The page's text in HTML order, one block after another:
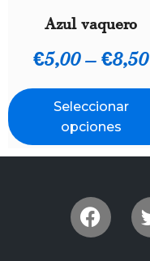
Azul vaquero
€5,00– €8,50
Seleccionar
opciones